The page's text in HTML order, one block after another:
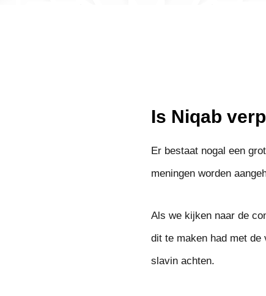
Is Niqab
Er bestaat nogal een
meningen worden
Als we kijken naar de
dit te maken had met
slavin achten.